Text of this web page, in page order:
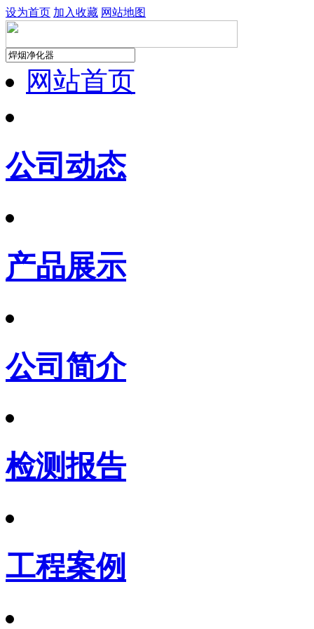
设为首页 加入收藏 网站地图
网站首页
公司动态
产品展示
公司简介
检测报告
工程案例